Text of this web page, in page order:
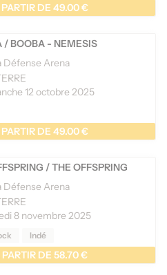
DE 49.00 €
/ BOOBA - NEMESIS
Défense Arena
12 octobre 2025
DE 49.00 €
/THE OFFSPRING
Défense Arena
8 novembre 2025
Indé
DE 58.70 €